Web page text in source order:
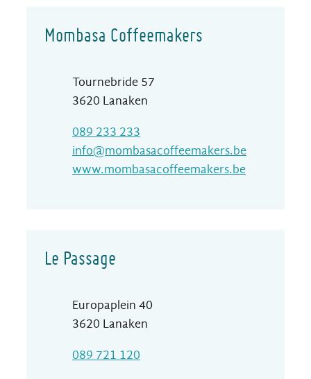
Mombasa Coffeemakers
AdresTournebride 57
,3620 Lanaken
089 233 233
E-mailinfo@mombasacoffeemakers.be
Websitewww.mombasacoffeemakers.be
Le Passage
AdresEuropaplein 40
,3620 Lanaken
089 721 120